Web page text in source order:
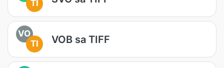
TI
VO
TI
VOB sa TIFF